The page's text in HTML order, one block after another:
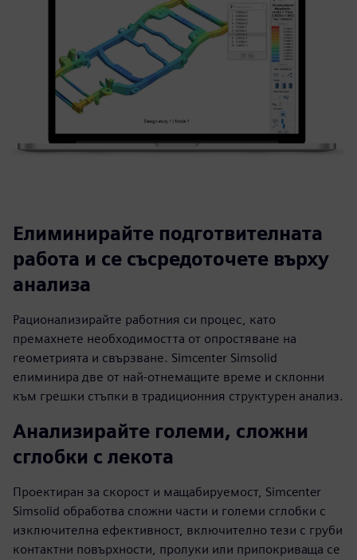
Елиминирайте подготвителната
работа и се съсредоточете върху
анализа
Рационализирайте работния си процес, като
премахнете необходимостта от опростяване на
геометрията и свързване. Simcenter Simsolid
елиминира две от най-отнемащите време и склонни
към грешки стъпки в традиционния структурен анализ.
Анализирайте големи, сложни
сглобки с лекота
Проектиран за скорост и мащабируемост, Simcenter
Simsolid обработва сложни части и големи сглобки с
изключителна ефективност, включително тези с груби
контактни повърхности, пролуки или припокриваща се